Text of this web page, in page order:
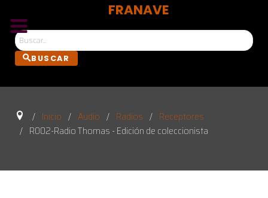
FRANAVE
BUSCAR
Inicio Audio Radios
Receptores
R002-Radio Thomas - Edición de coleccionista